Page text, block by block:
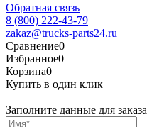
Обратная связь
8 (800) 222-43-79
zakaz@trucks-parts24.ru
Сравнение0
Избранное0
Корзина0
Купить в один клик
Заполните данные для заказа